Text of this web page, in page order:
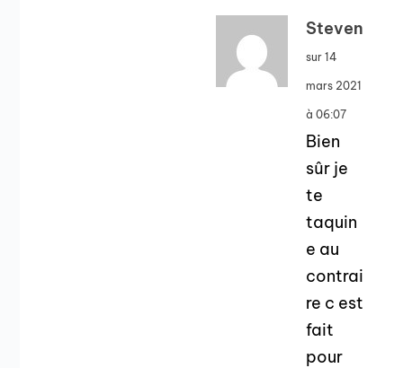
Steven
sur 14
mars 2021
à 06:07
Bien
sûr je
te
taquin
e au
contrai
re c est
fait
pour